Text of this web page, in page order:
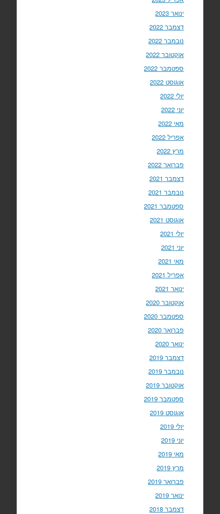
ינואר 2023
דצמבר 2022
נובמבר 2022
אוקטובר 2022
ספטמבר 2022
אוגוסט 2022
יולי 2022
יוני 2022
מאי 2022
אפריל 2022
מרץ 2022
פברואר 2022
דצמבר 2021
נובמבר 2021
ספטמבר 2021
אוגוסט 2021
יולי 2021
יוני 2021
מאי 2021
אפריל 2021
ינואר 2021
אוקטובר 2020
ספטמבר 2020
פברואר 2020
ינואר 2020
דצמבר 2019
נובמבר 2019
אוקטובר 2019
ספטמבר 2019
אוגוסט 2019
יולי 2019
יוני 2019
מאי 2019
מרץ 2019
פברואר 2019
ינואר 2019
דצמבר 2018